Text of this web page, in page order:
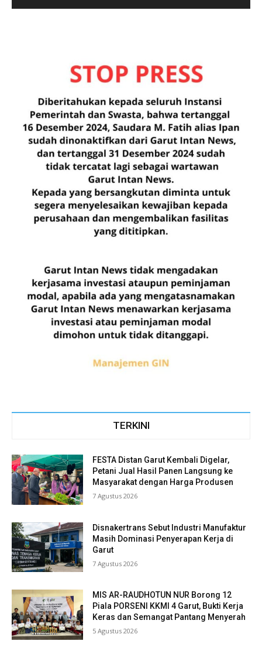
TERKINI
FESTA Distan Garut Kembali Digelar,
Petani Jual Hasil Panen Langsung ke
Masyarakat dengan Harga Produsen
7 Agustus 2026
Disnakertrans Sebut Industri Manufaktur
Masih Dominasi Penyerapan Kerja di
Garut
7 Agustus 2026
MIS AR-RAUDHOTUN NUR Borong 12
Piala PORSENI KKMI 4 Garut, Bukti Kerja
Keras dan Semangat Pantang Menyerah
5 Agustus 2026